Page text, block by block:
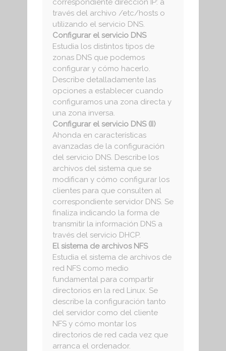
correspondiente dirección IP: a
través del archivo /etc/hosts o
utilizando el servicio DNS.
Configurar el servicio DNS
Estudia los distintos tipos de
zonas DNS que podemos
configurar y cómo hacerlo.
Describe detalladamente las
opciones a establecer cuando
configuramos una zona directa y
una zona inversa.
Configurar el servicio DNS (II)
Ahonda en características
avanzadas de la configuración
del servicio DNS. Describe los
archivos del sistema que se
modifican y cómo configurar los
clientes para que consulten al
correspondiente servidor DNS. Se
finaliza indicando la forma de
transmitir la información DNS a
través del servicio DHCP.
El sistema de archivos NFS
Estudia el sistema de archivos de
red NFS como medio
fundamental para compartir
directorios en la red Linux. Se
describe la configuración tanto
del servidor como del cliente
NFS y cómo montar los
directorios de red cada vez que
arranca el ordenador.